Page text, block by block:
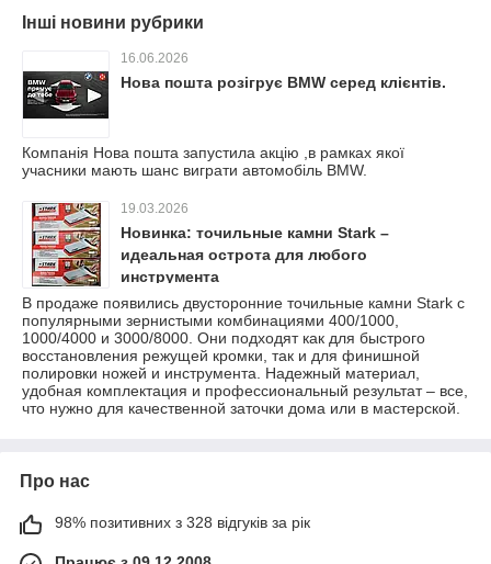
Інші новини рубрики
16.06.2026
Нова пошта розігрує BMW серед клієнтів.
Компанія Нова пошта запустила акцію ,в рамках якої
учасники мають шанс виграти автомобіль BMW.
19.03.2026
Новинка: точильные камни Stark –
идеальная острота для любого
инструмента
В продаже появились двусторонние точильные камни Stark с
популярными зернистыми комбинациями 400/1000,
1000/4000 и 3000/8000. Они подходят как для быстрого
восстановления режущей кромки, так и для финишной
полировки ножей и инструмента. Надежный материал,
удобная комплектация и профессиональный результат – все,
что нужно для качественной заточки дома или в мастерской.
Про нас
98% позитивних з 328 відгуків за рік